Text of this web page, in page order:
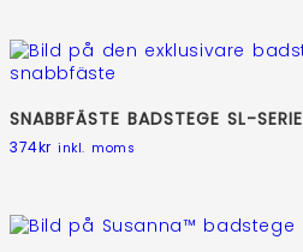
SNABBFÄSTE BADSTEGE SL-SERIE
374kr inkl. moms